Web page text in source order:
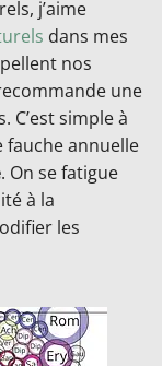
j’aime
dans mes
nos
une
simple à
fauche annuelle
. On se fatigue
à la
les